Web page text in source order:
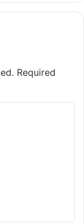
Required